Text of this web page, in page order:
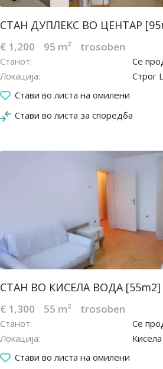
СТАН ДУПЛЕКС ВО ЦЕНТАР
€ 1,200 95 m² trosoben
Станот
Се
Локација
Строг
Стави во листа на омилени
Стави во листа за споредба
26.10.2022
СТАН ВО КИСЕЛА ВОДА [55m2]
€ 1,300 55 m² trosoben
Станот
Се
Локација
Стави во листа на омилени
03.10.2022